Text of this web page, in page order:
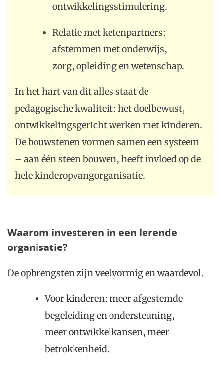
ontwikkelingsstimulering.
Relatie met ketenpartners:
afstemmen met onderwijs,
zorg, opleiding en wetenschap.
In het hart van dit alles staat de
pedagogische kwaliteit: het doelbewust,
ontwikkelingsgericht werken met kinderen.
De bouwstenen vormen samen een systeem
– aan één steen bouwen, heeft invloed op de
hele kinderopvangorganisatie.
Waarom investeren in een lerende
organisatie?
De opbrengsten zijn veelvormig en waardevol.
Voor kinderen: meer afgestemde
begeleiding en ondersteuning,
meer ontwikkelkansen, meer
betrokkenheid.